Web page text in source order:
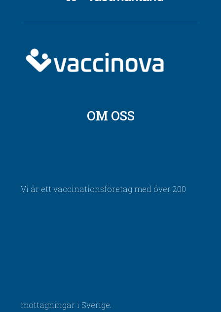
OM OSS
Vi är ett vaccinationsföretag med över 200
mottagningar i Sverige.